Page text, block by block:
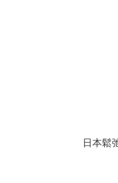
日本鬆